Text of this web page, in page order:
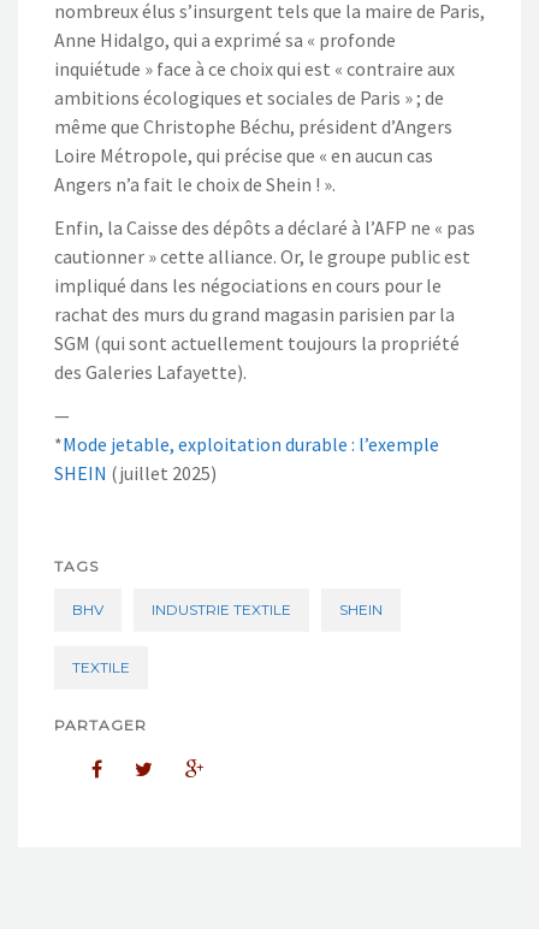
nombreux élus s’insurgent tels que la maire de Paris,
Anne Hidalgo, qui a exprimé sa « profonde
inquiétude » face à ce choix qui est « contraire aux
ambitions écologiques et sociales de Paris » ; de
même que Christophe Béchu, président d’Angers
Loire Métropole, qui précise que « en aucun cas
Angers n’a fait le choix de Shein ! ».
Enfin, la Caisse des dépôts a déclaré à l’AFP ne « pas
cautionner » cette alliance. Or, le groupe public est
impliqué dans les négociations en cours pour le
rachat des murs du grand magasin parisien par la
SGM (qui sont actuellement toujours la propriété
des Galeries Lafayette).
—
*Mode jetable, exploitation durable : l’exemple
SHEIN (juillet 2025)
TAGS
BHV INDUSTRIE TEXTILE SHEIN
TEXTILE
PARTAGER